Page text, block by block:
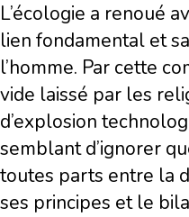
L’écologie a renoué
lien fondamental et
l’homme. Par cette
vide laissé par les
d’explosion
semblant d’ignorer
toutes parts entre la
ses principes et le